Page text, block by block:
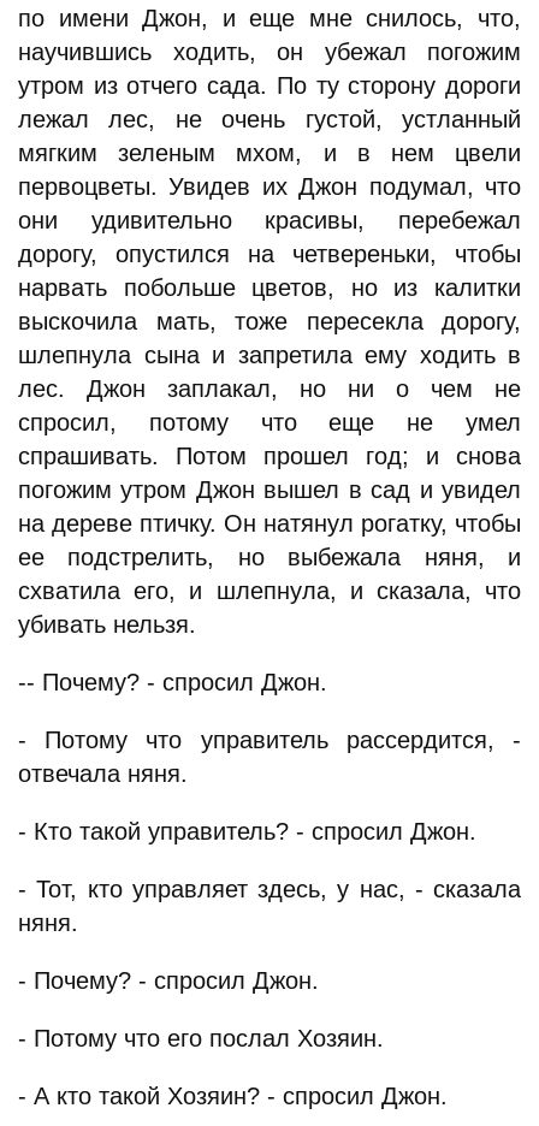
по имени Джон, и еще мне снилось, что,
научившись ходить, он убежал погожим
утром из отчего сада. По ту сторону дороги
лежал лес, не очень густой, устланный
мягким зеленым мхом, и в нем цвели
первоцветы. Увидев их Джон подумал, что
они удивительно красивы, перебежал
дорогу, опустился на четвереньки, чтобы
нарвать побольше цветов, но из калитки
выскочила мать, тоже пересекла дорогу,
шлепнула сына и запретила ему ходить в
лес. Джон заплакал, но ни о чем не
спросил, потому что еще не умел
спрашивать. Потом прошел год; и снова
погожим утром Джон вышел в сад и увидел
на дереве птичку. Он натянул рогатку, чтобы
ее подстрелить, но выбежала няня, и
схватила его, и шлепнула, и сказала, что
убивать нельзя.
-- Почему? - спросил Джон.
- Потому что управитель рассердится, -
отвечала няня.
- Кто такой управитель? - спросил Джон.
- Тот, кто управляет здесь, у нас, - сказала
няня.
- Почему? - спросил Джон.
- Потому что его послал Хозяин.
- А кто такой Хозяин? - спросил Джон.